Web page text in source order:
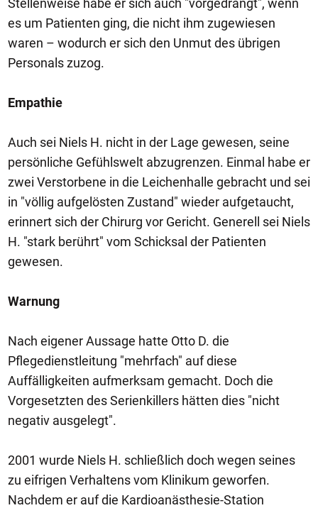
Stellenweise habe er sich auch "vorgedrängt", wenn
es um Patienten ging, die nicht ihm zugewiesen
waren – wodurch er sich den Unmut des übrigen
Personals zuzog.
Empathie
Auch sei Niels H. nicht in der Lage gewesen, seine
persönliche Gefühlswelt abzugrenzen. Einmal habe er
zwei Verstorbene in die Leichenhalle gebracht und sei
in "völlig aufgelösten Zustand" wieder aufgetaucht,
erinnert sich der Chirurg vor Gericht. Generell sei Niels
H. "stark berührt" vom Schicksal der Patienten
gewesen.
Warnung
Nach eigener Aussage hatte Otto D. die
Pflegedienstleitung "mehrfach" auf diese
Auffälligkeiten aufmerksam gemacht. Doch die
Vorgesetzten des Serienkillers hätten dies "nicht
negativ ausgelegt".
2001 wurde Niels H. schließlich doch wegen seines
zu eifrigen Verhaltens vom Klinikum geworfen.
Nachdem er auf die Kardioanästhesie-Station